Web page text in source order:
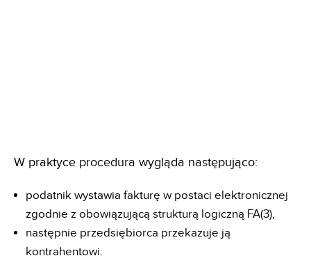
W praktyce procedura wygląda następująco:
podatnik wystawia fakturę w postaci elektronicznej
zgodnie z obowiązującą strukturą logiczną FA(3),
następnie przedsiębiorca przekazuje ją
kontrahentowi.